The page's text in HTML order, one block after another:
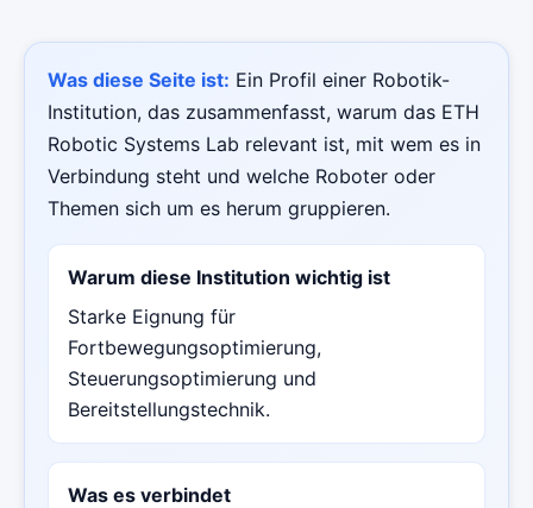
Was diese Seite ist: Ein Profil einer Robotik-
Institution, das zusammenfasst, warum das ETH
Robotic Systems Lab relevant ist, mit wem es in
Verbindung steht und welche Roboter oder
Themen sich um es herum gruppieren.
Warum diese Institution wichtig ist
Starke Eignung für
Fortbewegungsoptimierung,
Steuerungsoptimierung und
Bereitstellungstechnik.
Was es verbindet